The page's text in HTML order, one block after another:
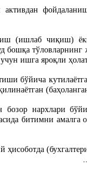
(ишлаб чиқиш)
бошқа тўловларнинг
ишга яроқли ҳ
бўйича
илинаётган (баҳ
бозор нархлари
битимни
ҳисоботда